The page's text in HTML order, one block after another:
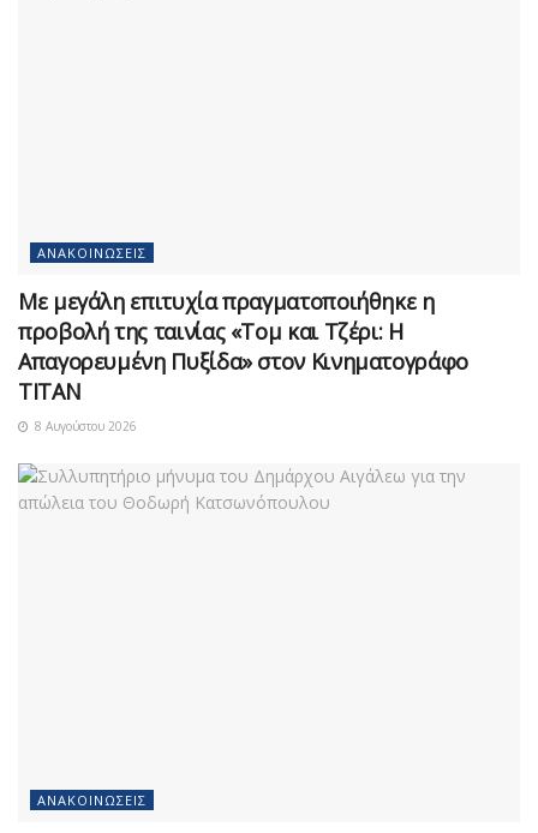
ΑΝΑΚΟΙΝΏΣΕΙΣ
Με μεγάλη επιτυχία πραγματοποιήθηκε η
προβολή της ταινίας «Τομ και Τζέρι: Η
Απαγορευμένη Πυξίδα» στον Κινηματογράφο
ΤΙΤΑΝ
8 Αυγούστου 2026
ΑΝΑΚΟΙΝΏΣΕΙΣ